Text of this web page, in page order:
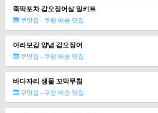
뚝딱포차 갑오징어살 밀키트
쿠맛집 - 쿠팡 배송 맛집
아라보감 양념 갑오징어
쿠맛집 - 쿠팡 배송 맛집
바다자리 생물 꼬막무침
쿠맛집 - 쿠팡 배송 맛집